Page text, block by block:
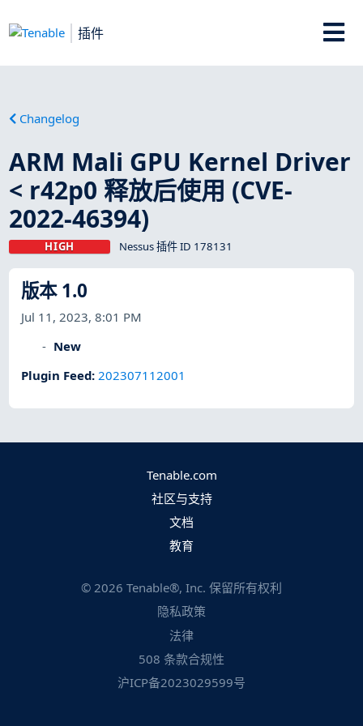
插件
Changelog
ARM Mali GPU Kernel Driver
< r42p0 释放后使用 (CVE-
2022-46394)
HIGH Nessus 插件 ID 178131
版本 1.0
Jul 11, 2023, 8:01 PM
New
Plugin Feed:202307112001
Tenable.com
社区与支持
文档
教育
© 2026 Tenable®, Inc. 保留所有权利
隐私政策
法律
508 条款合规性
沪ICP备2023029599号